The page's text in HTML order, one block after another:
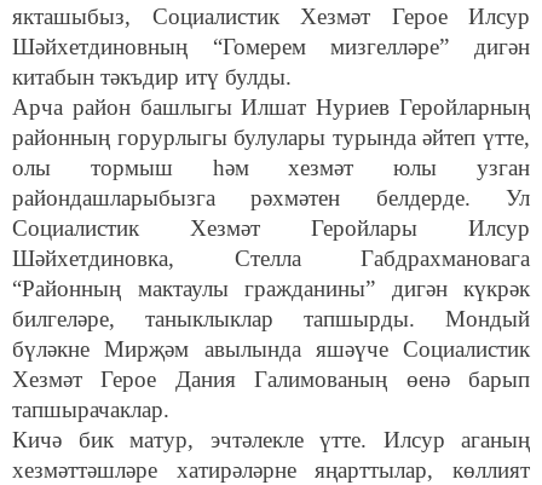
якташыбыз, Социалистик Хезмәт Герое Илсур
Шәйхетдиновның “Гомерем мизгелләре” дигән
китабын тәкъдир итү булды.
Арча район башлыгы Илшат Нуриев Геройларның
районның горурлыгы булулары турында әйтеп үтте,
олы тормыш һәм хезмәт юлы узган
райондашларыбызга рәхмәтен белдерде. Ул
Социалистик Хезмәт Геройлары Илсур
Шәйхетдиновка, Стелла Габдрахмановага
“Районның мактаулы гражданины” дигән күкрәк
билгеләре, таныклыклар тапшырды. Мондый
бүләкне Мирҗәм авылында яшәүче Социалистик
Хезмәт Герое Дания Галимованың өенә барып
тапшырачаклар.
Кичә бик матур, эчтәлекле үтте. Илсур аганың
хезмәттәшләре хатирәләрне яңарттылар, көллият